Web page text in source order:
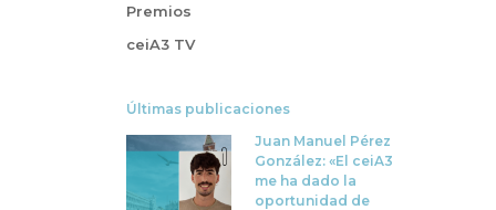
Premios
ceiA3 TV
Últimas publicaciones
Juan Manuel Pérez
González: «El ceiA3
me ha dado la
oportunidad de